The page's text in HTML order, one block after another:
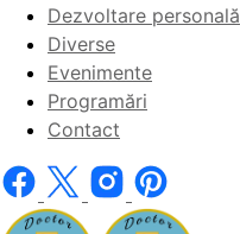
Dezvoltare personală
Diverse
Evenimente
Programări
Contact